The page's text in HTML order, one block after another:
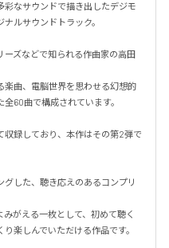
彩なサウンドで描き出したデジモ
ルサウンドトラック。
ズなどで知られる作曲家の高田
楽曲、電脳世界を思わせる幻想的
60曲で構成されています。
録しており、本作はその第2弾で
した、聴き応えのあるコンプリ
がえる一枚として、初めて聴く
楽しんでいただける作品です。